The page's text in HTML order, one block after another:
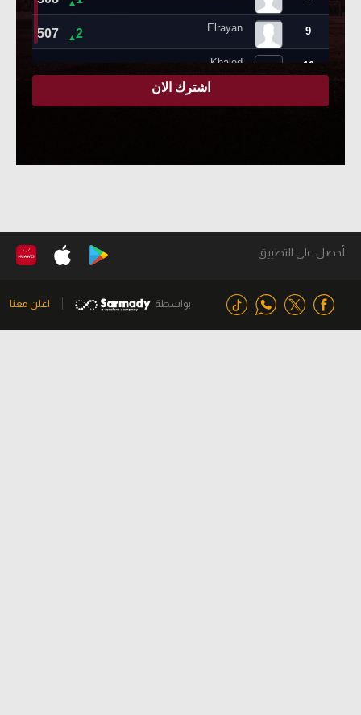
أحصل على التطبيق
بواسطة اعلن معنا